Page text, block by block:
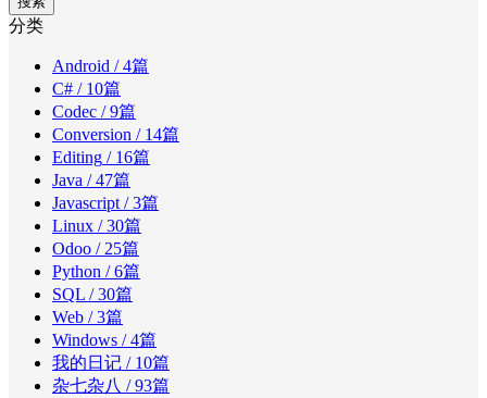
分类
Android / 4篇
C# / 10篇
Codec / 9篇
Conversion / 14篇
Editing / 16篇
Java / 47篇
Javascript / 3篇
Linux / 30篇
Odoo / 25篇
Python / 6篇
SQL / 30篇
Web / 3篇
Windows / 4篇
我的日记 / 10篇
杂七杂八 / 93篇